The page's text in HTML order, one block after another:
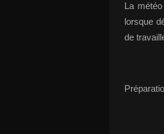
La
lorsque
de